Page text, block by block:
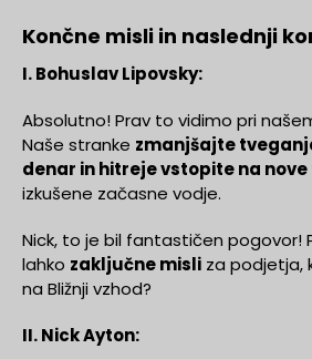
Končne misli in naslednji
I. Bohuslav Lipovsky:
Absolutno! Prav to vidimo pri
Naše stranke zmanjšajte
denar in hitreje vstopite na
izkušene začasne vodje.
Nick, to je bil fantastičen pogovor!
lahko zaključne misli za podjetja,
na Bližnji vzhod?
II. Nick Ayton: